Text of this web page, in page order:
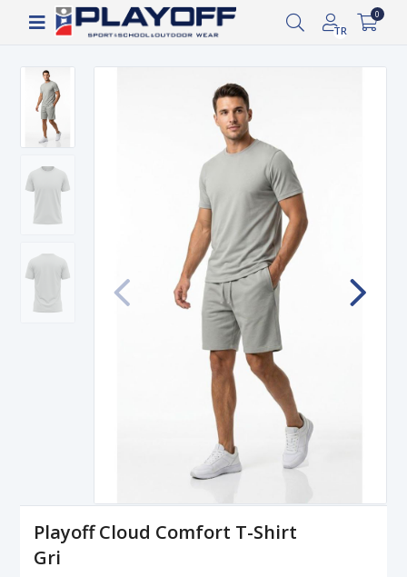
Siparişin 2-8 iş günü arasında kargoya verilecektir.
TR
0
Playoff Cloud Comfort T-Shirt
Gri